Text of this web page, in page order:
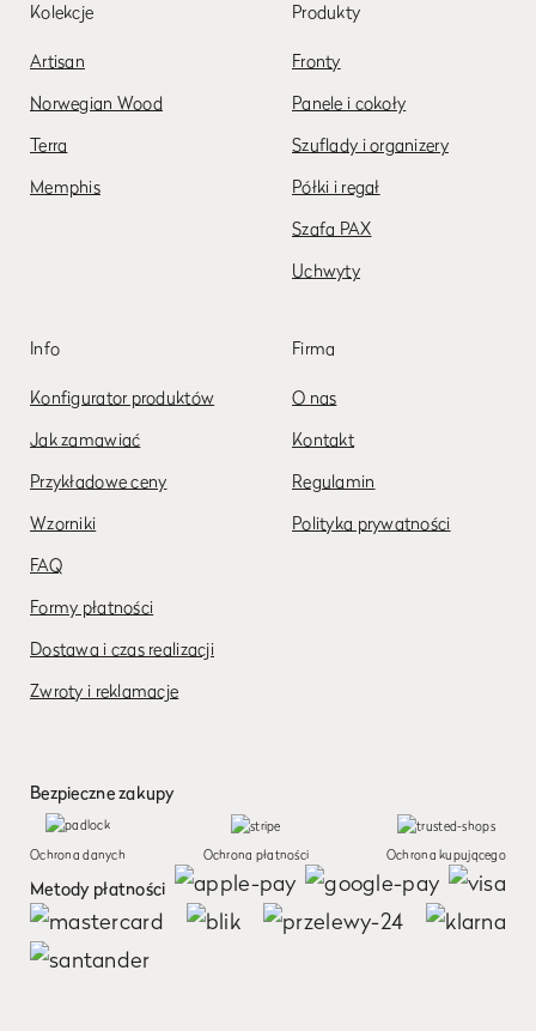
Kolekcje
Artisan
Norwegian Wood
Terra
Memphis
Produkty
Fronty
Panele i cokoły
Szuflady i organizery
Półki i regał
Szafa PAX
Uchwyty
Info
Konfigurator produktów
Jak zamawiać
Przykładowe ceny
Wzorniki
FAQ
Formy płatności
Dostawa i czas realizacji
Zwroty i reklamacje
Firma
O nas
Kontakt
Regulamin
Polityka prywatności
Bezpieczne zakupy
Ochrona danych Ochrona płatności Ochrona kupującego
Metody płatności